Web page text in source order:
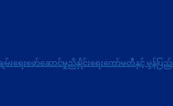
မ်းရေးဖော်ဆောင်မှုညှိနှိုင်းရေးကော်မတီနှင့် မွန်ပ